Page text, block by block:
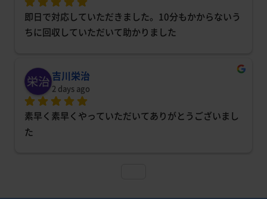
即日で対応していただきました。10分もかからないう
ちに回収していただいて助かりました
吉川栄治
2 days ago
素早く素早くやっていただいてありがとうございまし
た